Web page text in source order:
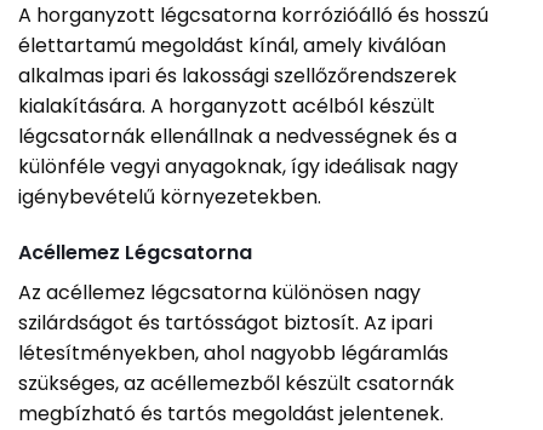
A horganyzott légcsatorna korrózióálló és hosszú
élettartamú megoldást kínál, amely kiválóan
alkalmas ipari és lakossági szellőzőrendszerek
kialakítására. A horganyzott acélból készült
légcsatornák ellenállnak a nedvességnek és a
különféle vegyi anyagoknak, így ideálisak nagy
igénybevételű környezetekben.
Acéllemez Légcsatorna
Az acéllemez légcsatorna különösen nagy
szilárdságot és tartósságot biztosít. Az ipari
létesítményekben, ahol nagyobb légáramlás
szükséges, az acéllemezből készült csatornák
megbízható és tartós megoldást jelentenek.